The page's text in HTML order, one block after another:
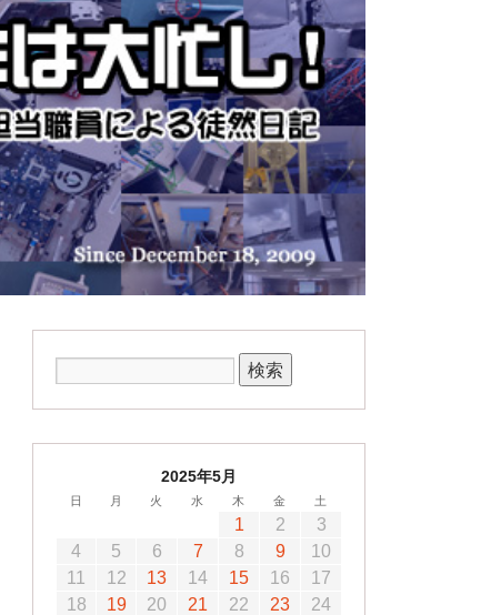
2025年5月
日 月 火 水 木 金 土
1 2
3
4
5 6 7 8 9
10
11
12 13 14 15 16
17
18
19 20 21 22 23
24